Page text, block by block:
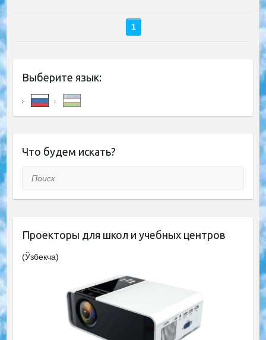
1
Выберите язык:
Что будем искать?
Поиск
Проекторы для школ и учебных центров
(Ўзбекча)